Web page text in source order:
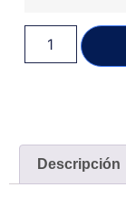
Descripción